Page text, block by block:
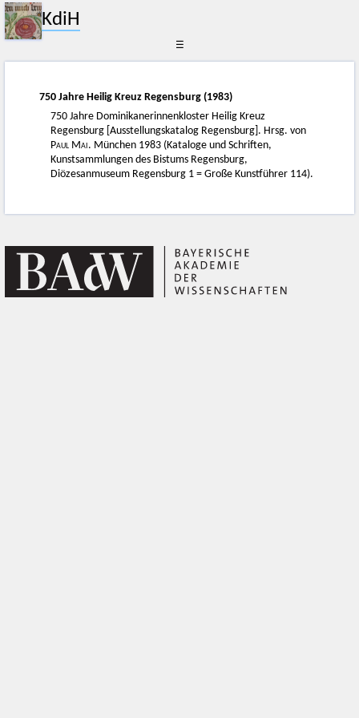
KdiH
☰
750 Jahre Heilig Kreuz Regensburg (1983)
750 Jahre Dominikanerinnenkloster Heilig Kreuz
Regensburg [Ausstellungskatalog Regensburg]. Hrsg. von
Paul Mai. München 1983 (Kataloge und Schriften,
Kunstsammlungen des Bistums Regensburg,
Diözesanmuseum Regensburg 1 = Große Kunstführer 114).